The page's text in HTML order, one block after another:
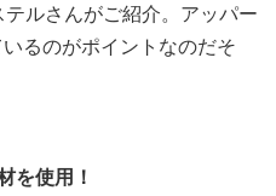
ルさんがご紹介。アッパー
るのがポイントなのだそ
を使用！